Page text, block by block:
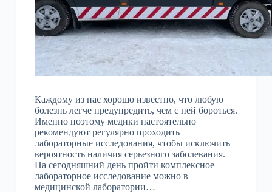
Каждому из нас хорошо известно, что любую
болезнь легче предупредить, чем с ней бороться.
Именно поэтому медики настоятельно
рекомендуют регулярно проходить
лабораторные исследования, чтобы исключить
вероятность наличия серьезного заболевания.
На сегодняшний день пройти комплексное
лабораторное исследование можно в
медицинской лаборатории…